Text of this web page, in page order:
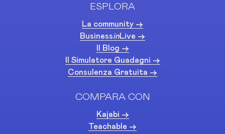
ESPLORA
La community ->
BusinessinLive ->
Il Blog ->
Il Simulatore Guadagni ->
Consulenza Gratuita ->
COMPARA CON
Kajabi ->
Teachable ->